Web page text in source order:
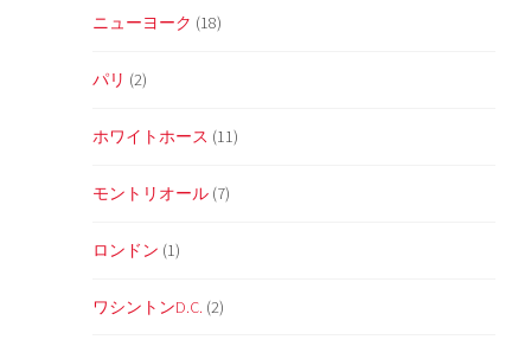
ニューヨーク (18)
パリ (2)
ホワイトホース (11)
モントリオール (7)
ロンドン (1)
ワシントンD.C. (2)